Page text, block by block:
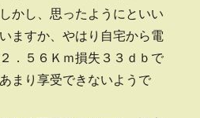
かし、思ったようにといい
ますか、やはり自宅から電
．５６Ｋｍ損失３３ｄｂで
まり享受できないようで